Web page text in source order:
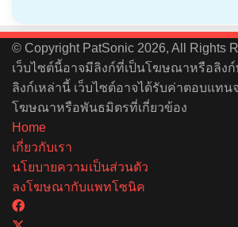
© Copyright PatSonic 2026, All Rights
เว็บไซต์นี้อาจมีลิงก์ที่เป็นโฆษณาหรือลิง
ลิงก์เหล่านี้ เว็บไซต์อาจได้รับค่าตอบแทน
โฆษณาหรือพันธมิตรที่เกี่ยวข้อง
Home
เกี่ยวกับเรา
นโยบายความเป็นส่วนตัว
ลงโฆษณากับแพทโซนิค